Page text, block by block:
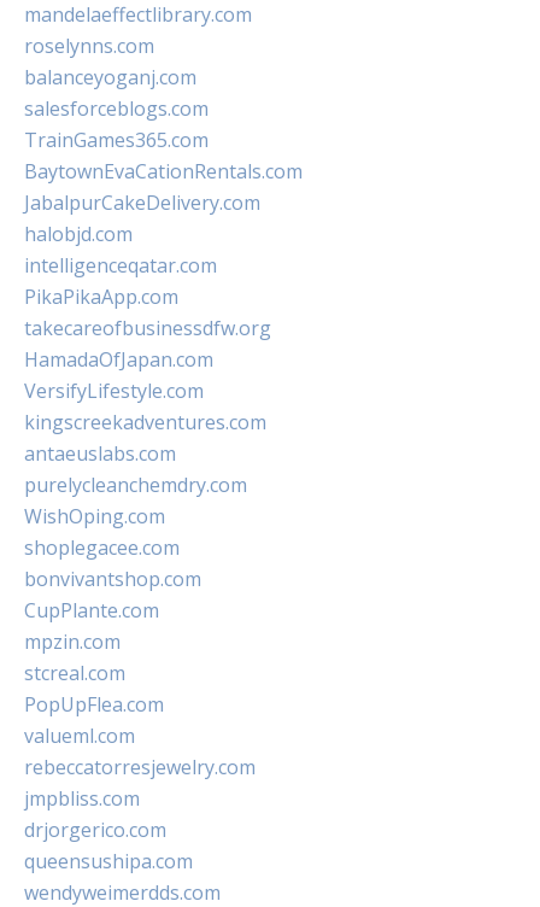
mandelaeffectlibrary.com
roselynns.com
balanceyoganj.com
salesforceblogs.com
TrainGames365.com
BaytownEvaCationRentals.com
JabalpurCakeDelivery.com
halobjd.com
intelligenceqatar.com
PikaPikaApp.com
takecareofbusinessdfw.org
HamadaOfJapan.com
VersifyLifestyle.com
kingscreekadventures.com
antaeuslabs.com
purelycleanchemdry.com
WishOping.com
shoplegacee.com
bonvivantshop.com
CupPlante.com
mpzin.com
stcreal.com
PopUpFlea.com
valueml.com
rebeccatorresjewelry.com
jmpbliss.com
drjorgerico.com
queensushipa.com
wendyweimerdds.com